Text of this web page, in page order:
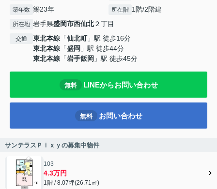
築年数 築23年 所在階 1階/2階建
所在地 岩手県盛岡市西仙北２丁目
交通 東北本線 「仙北町」駅 徒歩16分
東北本線 「盛岡 」駅 徒歩44分
東北本線 「岩手飯岡 」駅 徒歩45分
無料 LINEからお問い合わせ
無料 お問い合わせ
サンテラスＰｉｘｙの募集中物件
103
4.3万円
1階 / 8.07坪(26.71㎡)